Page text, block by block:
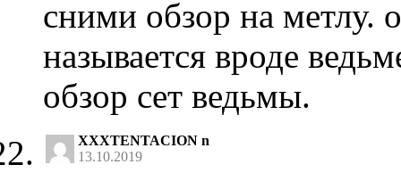
сними обзор на метлу.
называется вроде
обзор сет ведьмы.
XXXTENTACION n
13.10.2019